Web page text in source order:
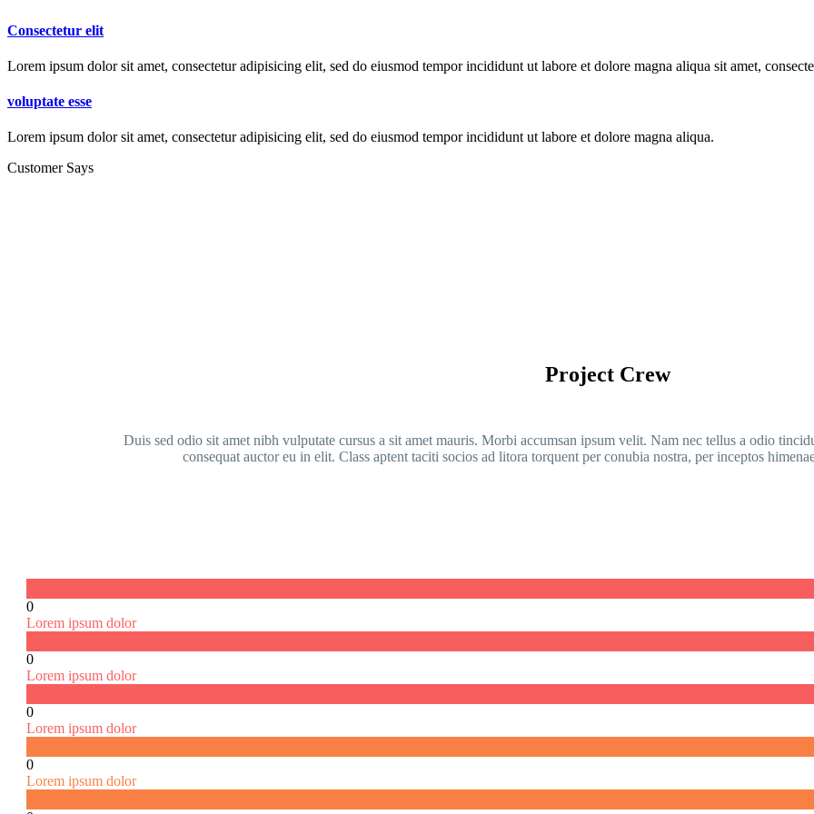
Consectetur elit
Lorem ipsum dolor sit amet, consectetur adipisicing elit, sed do eiusmod tempor incididunt ut labore et dolore magna aliqua sit amet,
voluptate esse
Lorem ipsum dolor sit amet, consectetur adipisicing elit, sed do eiusmod tempor incididunt ut labore et dolore magna aliqua.
Customer Says
Project Crew
Duis sed odio sit amet nibh vulputate cursus a sit amet mauris. Morbi accumsan ipsum velit. Nam nec tellus a odio
consequat auctor eu in elit. Class aptent taciti socios ad litora torquent per conubia nostra, per inceptos
0
Lorem ipsum dolor
0
Lorem ipsum dolor
0
Lorem ipsum dolor
0
Lorem ipsum dolor